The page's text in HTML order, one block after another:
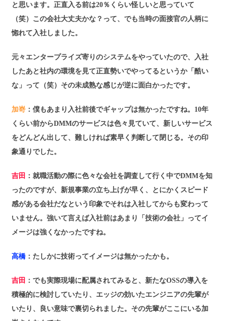
と思います。正直入る前は20％くらい怪しいと思っていて
（笑）この会社大丈夫かな？って、でも当時の面接官の人柄に
惚れて入社しました。
元々エンタープライズ寄りのシステムをやっていたので、入社
したあと社内の環境を見て正直勢いでやってるというか「酷い
な」って（笑）その未成熟な感じが逆に面白かったです。
加嵜 ：僕もあまり入社前後でギャップは無かったですね。10年
くらい前からDMMのサービスは色々見ていて、新しいサービス
をどんどん出して、難しければ素早く判断して閉じる。その印
象通りでした。
吉田 ：就職活動の際に色々な会社を調査して行く中でDMMを知
ったのですが、新規事業の立ち上げが早く、とにかくスピード
感がある会社だなという印象でそれは入社してからも変わって
いません。強いて言えば入社前はあまり「技術の会社」ってイ
メージは強くなかったですね。
高橋 ：たしかに技術ってイメージは無かったかも。
吉田 ：でも実際現場に配属されてみると、新たなOSSの導入を
積極的に検討していたり、エッジの効いたエンジニアの先輩が
いたり、良い意味で裏切られました。その先輩がここにいる加